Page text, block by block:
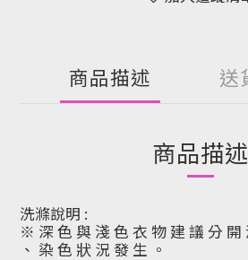
商品描述 送
商品描述
洗滌說明 :
※ 深 色 與 淺 色 衣 物 建 議 分 開
、 染 色 狀 況 發 生 。